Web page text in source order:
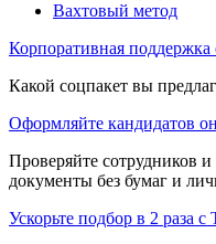
Вахтовый метод
Корпоративная поддержка
Какой соцпакет вы
Оформляйте кандидатов
Проверяйте сотрудников
документы без бумаг и
Ускорьте подбор в 2 раза с